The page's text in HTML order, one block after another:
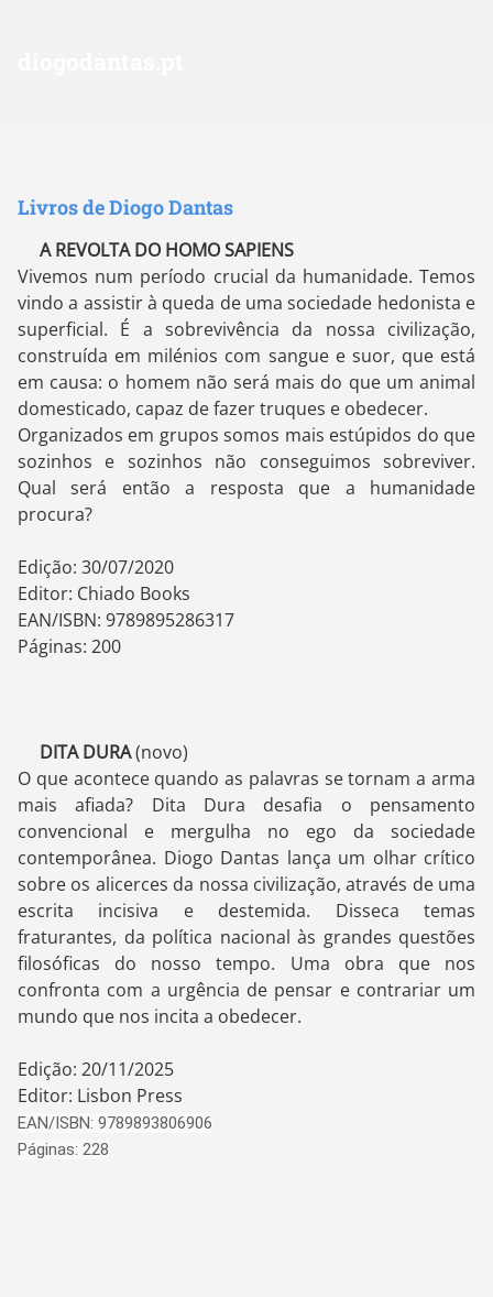
Livros de Diogo Dantas
A REVOLTA DO HOMO SAPIENS
Vivemos num período crucial da humanidade. Temos
vindo a assistir à queda de uma sociedade hedonista e
superficial. É a sobrevivência da nossa civilização,
construída em milénios com sangue e suor, que está
em causa: o homem não será mais do que um animal
domesticado, capaz de fazer truques e obedecer.
Organizados em grupos somos mais estúpidos do que
sozinhos e sozinhos não conseguimos sobreviver.
Qual será então a resposta que a humanidade
procura?
Edição: 30/07/2020
Editor: Chiado Books
EAN/ISBN: 9789895286317
Páginas: 200
DITA DURA(novo)
O que acontece quando as palavras se tornam a arma
mais afiada? Dita Dura desafia o pensamento
convencional e mergulha no ego da sociedade
contemporânea. Diogo Dantas lança um olhar crítico
sobre os alicerces da nossa civilização, através de uma
escrita incisiva e destemida. Disseca temas
fraturantes, da política nacional às grandes questões
filosóficas do nosso tempo. Uma obra que nos
confronta com a urgência de pensar e contrariar um
mundo que nos incita a obedecer.
Edição: 20/11/2025
Editor: Lisbon Press
EAN/ISBN: 9789893806906
Páginas: 228